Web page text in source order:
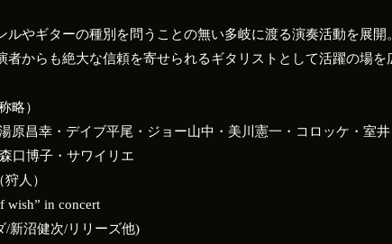
やギターの種別を問うことの無い多岐に渡る演奏活動を展開
からも絶大な信頼を寄せられるギタリストとして活躍の場
略）
原昌幸・デイブ平尾・ジョー山中・美川憲一・コロッケ・室
口博子・サワイリエ
人）
wish” in concert
/新沼健次/リリーズ他)